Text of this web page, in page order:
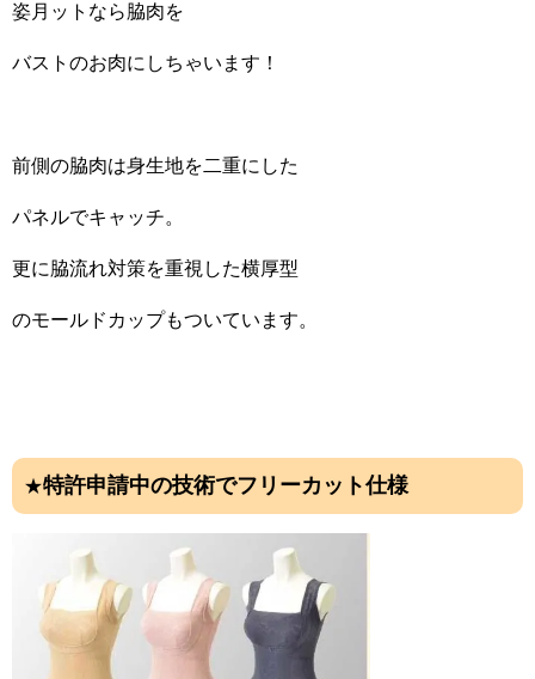
姿月ットなら脇肉を
バストのお肉にしちゃいます！
前側の脇肉は身生地を二重にした
パネルでキャッチ。
更に脇流れ対策を重視した横厚型
のモールドカップもついています。
★特許申請中の技術でフリーカット仕様